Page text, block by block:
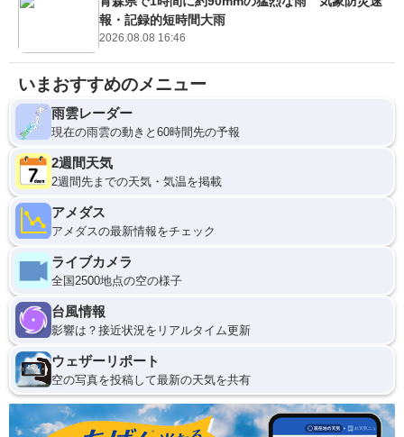
報・記録的短時間大雨
2026.08.08 16:46
いまおすすめのメニュー
雨雲レーダー
現在の雨雲の動きと60時間先の予報
2週間天気
2週間先までの天気・気温を掲載
アメダス
アメダスの最新情報をチェック
ライブカメラ
全国2500地点の空の様子
台風情報
影響は？接近状況をリアルタイム更新
ウェザーリポート
空の写真を投稿して最新の天気を共有